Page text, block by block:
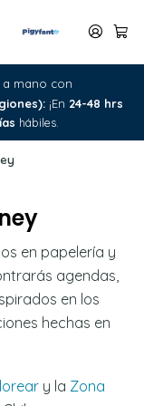
a mano con
¡En 24-48 hrs
hábiles.
en papelería y
agendas,
en los
hechas en
y la Zona